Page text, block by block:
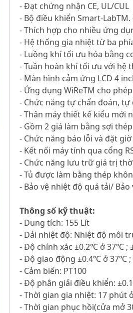
- Đạt chứng nhận CE, UL/CUL
- Bộ điều khiển Smart-
- Thích hợp cho nhiều ứng
- Hệ thống gia nhiệt từ ba
- Luồng khí tối ưu hóa bằng
- Tuần hoàn khí tối ưu với hệ
- Màn hình cảm ứng LCD 4
- Ứng dụng WiReTM cho
- Chức năng tự chẩn đoán,
- Thân máy thiết kế kiểu mới
- Gồm 2 giá làm bằng sợi
- Chức năng báo lỗi và đặt
- Kết nối máy tính qua cổng
- Chức năng lưu trữ giá trị
- Tủ được làm bằng thép
- Bảo vệ nhiệt độ quá tải/
Thông số kỹ thuật:
- Dung tích: 155 Lít
- Dải nhiệt độ: Nhiệt độ môi
- Độ chính xác ±0.2℃ ở 37℃ ;
- Độ giao động ±0.4℃ ở 37℃
- Cảm biến: PT100
- Độ phân giải điều khiển:
- Thời gian gia nhiệt: 17
- Thời gian phục hồi(cửa mở